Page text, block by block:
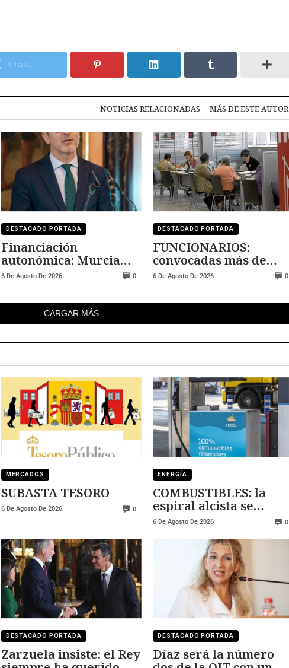
X Twitter
NOTICIAS RELACIONADAS MÁS DE ESTE AUTOR
DESTACADO PORTADA
Financiación
autonómica: Murcia
sigue a la cola y
solidaridad
6 De Agosto De 2026 0
DESTACADO PORTADA
FUNCIONARIOS:
convocadas más de
5.000 plazas
6 De Agosto De 2026 0
CARGAR MÁS
MERCADOS
SUBASTA TESORO
6 De Agosto De 2026 0
ENERGÍA
COMBUSTIBLES: la
espiral alcista se
mantiene
6 De Agosto De 2026 0
DESTACADO PORTADA
Zarzuela insiste: el Rey
DESTACADO PORTADA
Díaz será la número